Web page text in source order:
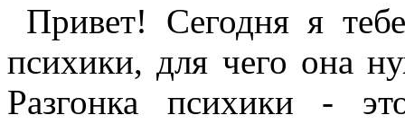
Привет! Сегодня я
психики, для чего она
Разгонка психики -